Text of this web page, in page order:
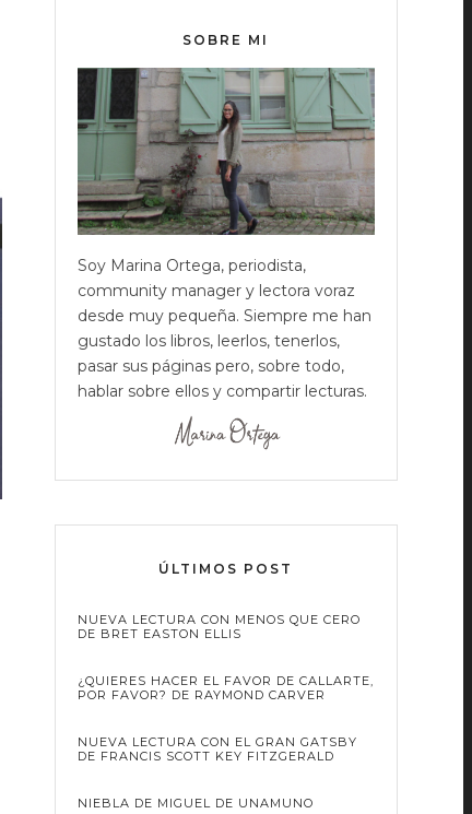
SOBRE MI
Soy Marina Ortega, periodista,
community manager y lectora voraz
desde muy pequeña. Siempre me han
gustado los libros, leerlos, tenerlos,
pasar sus páginas pero, sobre todo,
hablar sobre ellos y compartir lecturas.
ÚLTIMOS POST
NUEVA LECTURA CON MENOS QUE CERO
DE BRET EASTON ELLIS
¿QUIERES HACER EL FAVOR DE CALLARTE,
POR FAVOR? DE RAYMOND CARVER
NUEVA LECTURA CON EL GRAN GATSBY
DE FRANCIS SCOTT KEY FITZGERALD
NIEBLA DE MIGUEL DE UNAMUNO